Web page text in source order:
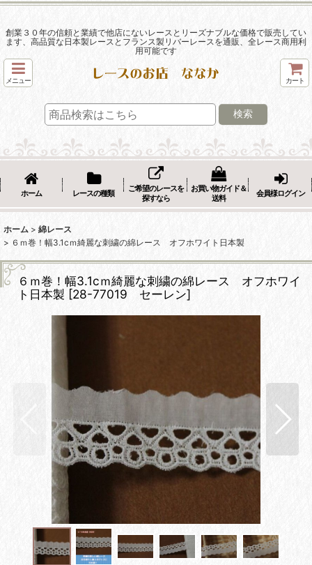
創業３０年の信頼と業績で他店にないレースとリーズナブルな価格で販売してい
ます、高品質な日本製レースとフランス製リバーレースを通販、全レース商用利
用可能です
メニュー カート
検索
ホーム レースの種類
ご希望のレースを
探すなら
お買い物ガイド＆
送料
会員様ログイン
ホーム > 綿レース
> ６ｍ巻！幅3.1cｍ綺麗な刺繍の綿レース オフホワイト日本製
６ｍ巻！幅3.1cｍ綺麗な刺繍の綿レース オフホワイ
ト日本製 [28-77019 セーレン]